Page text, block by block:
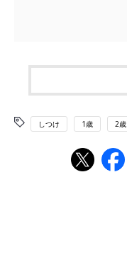
しつけ 1歳 2歳